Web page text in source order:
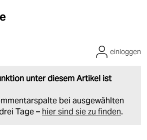
unter diesem Artikel ist
bei ausgewählten
Tage – hier sind sie zu finden.
einloggen